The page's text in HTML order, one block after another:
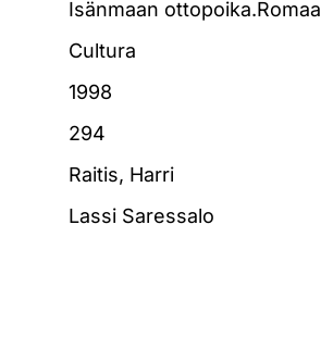
Isänmaan
Cultura
1998
294
Raitis, Harri
Lassi Saressalo